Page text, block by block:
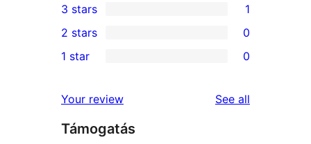
star
reviews
4-
star
review
1
3-
star
3 stars 1
2-
reviews
2 stars 0
star
reviews
1 star 0
Your review See all
Támogatás